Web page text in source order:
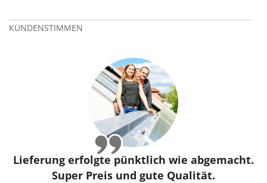
KUNDENSTIMMEN
Lieferung erfolgte pünktlich wie abgemacht.
Super Preis und gute Qualität.